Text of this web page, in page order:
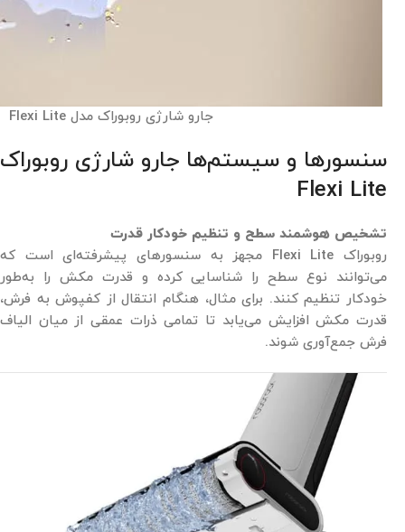
جارو شارژی روبوراک مدل Flexi Lite
سنسورها و سیستم‌ها جارو شارژی روبوراک
Flexi Lite
تشخیص هوشمند سطح و تنظیم خودکار قدرت
روبوراک Flexi Lite مجهز به سنسورهای پیشرفته‌ای است که
می‌توانند نوع سطح را شناسایی کرده و قدرت مکش را به‌طور
خودکار تنظیم کنند. برای مثال، هنگام انتقال از کفپوش به فرش،
قدرت مکش افزایش می‌یابد تا تمامی ذرات عمقی از میان الیاف
فرش جمع‌آوری شوند.